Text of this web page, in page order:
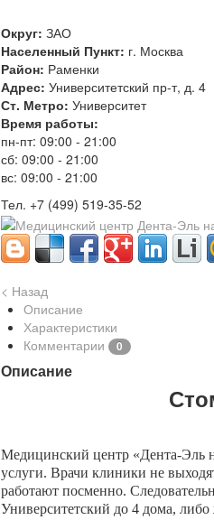
Округ: ЗАО
Населенный Пункт: г. Москва
Район: Раменки
Адрес: Университетский пр-т, д. 4
Ст. Метро: Университет
Время работы:
пн-пт: 09:00 - 21:00
сб: 09:00 - 21:00
вс: 09:00 - 21:00
Тел. +7 (499) 519-35-52
< Назад
Описание
Характеристики
Комментарии
0
Описание
Медицинский центр «Дента-Эль
услуги. Врачи клиники не
работают посменно.
Университетский до 4 дома,